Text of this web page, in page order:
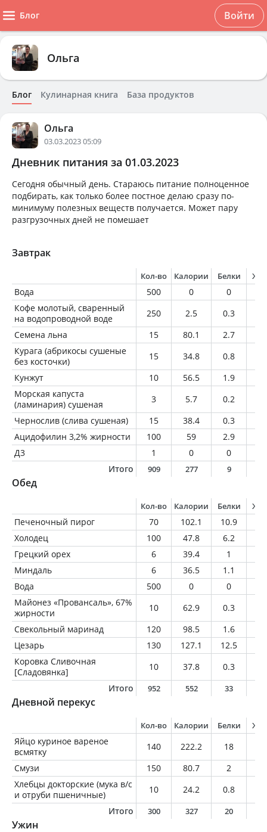
Блог Войти
Ольга
Блог Кулинарная книга База продуктов
Ольга
03.03.2023 05:09
Дневник питания за 01.03.2023
Сегодня обычный день. Стараюсь питание полноценное
подбирать, как только более постное делаю сразу по-
минимуму полезных веществ получается. Может пару
разгрузочных дней не помешает
Завтрак
Кол-во Калории Белки
Вода 500 0 0
Кофе молотый, сваренный
на водопроводной воде
250 2.5 0.3
Семена льна
15 80.1 2.7
Курага (абрикосы сушеные
без косточки)
15 34.8 0.8
Кунжут
10 56.5 1.9
Морская капуста
(ламинария) сушеная
3 5.7 0.2
Чернослив (слива сушеная)
15 38.4 0.3
Ацидофилин 3,2% жирности
100 59 2.9
Д3
1 0 0
Итого
909 277 9
Обед
Кол-во Калории Белки
Печеночный пирог 70 102.1 10.9
Холодец
100 47.8 6.2
Грецкий орех
6 39.4 1
Миндаль
6 36.5 1.1
Вода
500 0 0
Майонез «Провансаль», 67%
жирности
10 62.9 0.3
Свекольный маринад
120 98.5 1.6
Цезарь
130 127.1 12.5
Коровка Сливочная
[Сладовянка]
10 37.8 0.3
Итого
952 552 33
Дневной перекус
Кол-во Калории Белки
Яйцо куриное вареное
всмятку
140 222.2 18
Смузи
150 80.7 2
Хлебцы докторские (мука в/с
и отруби пшеничные)
10 24.2 0.8
Итого
300 327 20
Ужин